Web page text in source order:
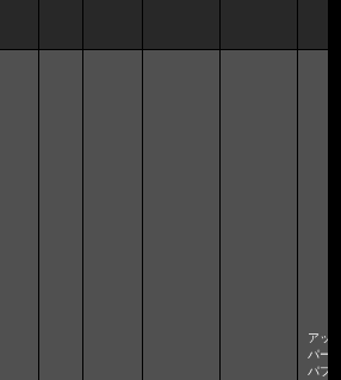
アッ
パー
パフ